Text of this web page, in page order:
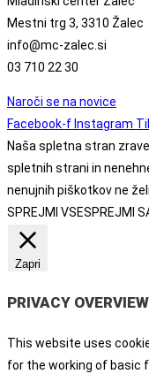
Mestni trg 3, 3310 Žalec
info@mc-zalec.si
03 710 22 30
Naroči se na novice
Facebook-f Instagram
Naša spletna stran
spletnih strani in
nenujnih piškotkov ne
SPREJMI VSESPREJMI
Zapri
PRIVACY OVERVIEW
This website uses
for the working of basic